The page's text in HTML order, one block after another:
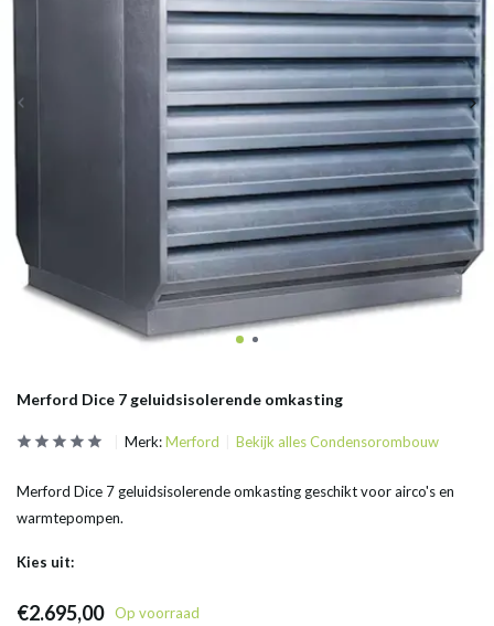
Merford Dice 7 geluidsisolerende omkasting
Merk:Merford Bekijk alles Condensorombouw
Merford Dice 7 geluidsisolerende omkasting geschikt voor airco's en
warmtepompen.
Kies uit:
€2.695,00
Op voorraad